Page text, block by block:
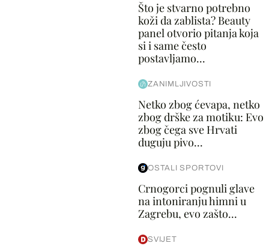
Što je stvarno potrebno
koži da zablista? Beauty
panel otvorio pitanja koja
si i same često
postavljamo...
ZANIMLJIVOSTI
Netko zbog ćevapa, netko
zbog drške za motiku: Evo
zbog čega sve Hrvati
duguju pivo...
OSTALI SPORTOVI
Crnogorci pognuli glave
na intoniranju himni u
Zagrebu, evo zašto...
SVIJET